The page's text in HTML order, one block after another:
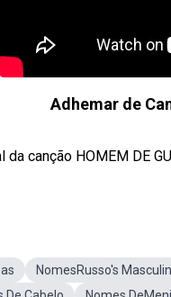
Adhemar de
canção HOMEM DE
NomesRusso's